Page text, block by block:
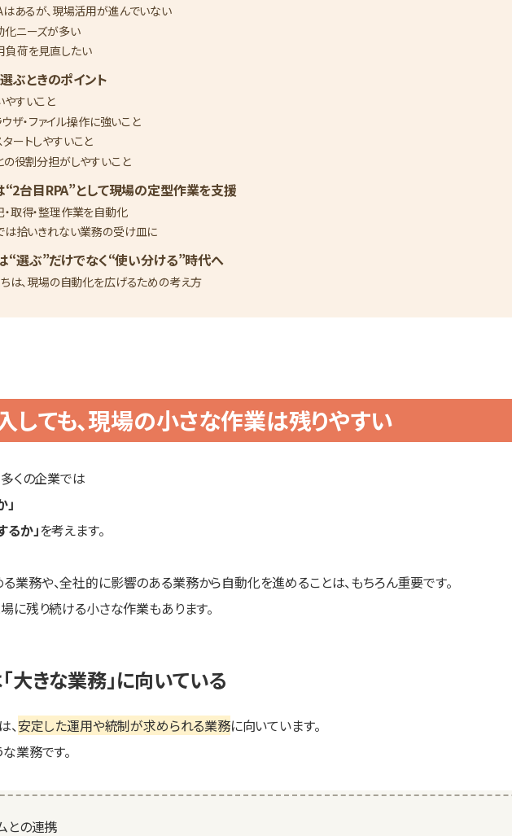
あるが、現場活用が進んでいない
化ニーズが多い
負荷を見直したい
ぶときのポイント
すいこと
ウザ・ファイル操作に強いこと
ートしやすいこと
の役割分担がしやすいこと
“2台目RPA”として現場の定型作業を支援
取得・整理作業を自動化
は拾いきれない業務の受け皿に
は“選ぶ”だけでなく“使い分ける”時代へ
は、現場の自動化を広げるための考え方
しても、現場の小さな作業は残りやすい
多くの企業では
るか」を考えます。
業務や、全社的に影響のある業務から自動化を進めることは、もちろん重要です。
場に残り続ける小さな作業もあります。
大きな業務」に向いている
、安定した運用や統制が求められる業務に向いています。
業務です。
との連携